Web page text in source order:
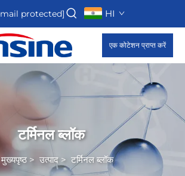
protected] HI
एक कोटेशन प्राप्त करें
टर्मिनल ब्लॉक
मुख्यपृष्ठ> उत्पाद> टर्मिनल ब्लॉक